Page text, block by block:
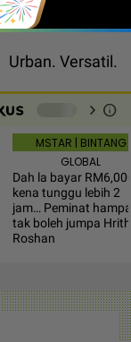
Urban. Versatil.
chevron_right info
MSTAR | BINTANG
GLOBAL
Dah la bayar
kena tunggu lebih 2
jam… Peminat hampa
tak boleh jumpa
Roshan